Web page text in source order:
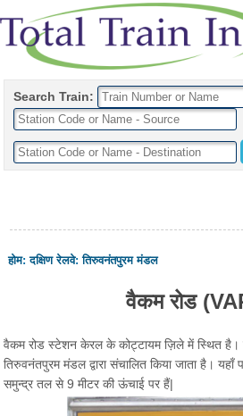
Search Train:
होम:दक्षिण रेलवे:तिरुवनंतपुरम मंडल
वैकम रोड
वैकम रोड स्टेशन केरल के कोट्टायम ज़िले में स्थित है।
तिरुवनंतपुरम मंडल द्वारा संचालित किया जाता है।
समुन्द्र तल से 9 मीटर की ऊंचाई पर हैं|